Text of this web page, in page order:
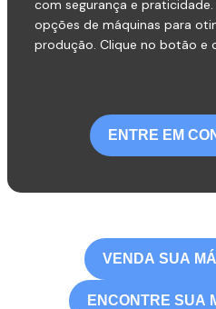
com segurança e praticidade.
opções de máquinas para
produção. Clique no botão e
ENTRE EM
VENDA SUA
ENCONTRE SUA